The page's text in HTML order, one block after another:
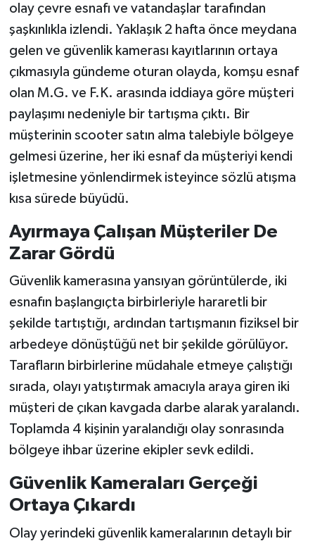
olay çevre esnafı ve vatandaşlar tarafından
şaşkınlıkla izlendi. Yaklaşık 2 hafta önce meydana
gelen ve güvenlik kamerası kayıtlarının ortaya
çıkmasıyla gündeme oturan olayda, komşu esnaf
olan M.G. ve F.K. arasında iddiaya göre müşteri
paylaşımı nedeniyle bir tartışma çıktı. Bir
müşterinin scooter satın alma talebiyle bölgeye
gelmesi üzerine, her iki esnaf da müşteriyi kendi
işletmesine yönlendirmek isteyince sözlü atışma
kısa sürede büyüdü.
Ayırmaya Çalışan Müşteriler De
Zarar Gördü
Güvenlik kamerasına yansıyan görüntülerde, iki
esnafın başlangıçta birbirleriyle hararetli bir
şekilde tartıştığı, ardından tartışmanın fiziksel bir
arbedeye dönüştüğü net bir şekilde görülüyor.
Tarafların birbirlerine müdahale etmeye çalıştığı
sırada, olayı yatıştırmak amacıyla araya giren iki
müşteri de çıkan kavgada darbe alarak yaralandı.
Toplamda 4 kişinin yaralandığı olay sonrasında
bölgeye ihbar üzerine ekipler sevk edildi.
Güvenlik Kameraları Gerçeği
Ortaya Çıkardı
Olay yerindeki güvenlik kameralarının detaylı bir